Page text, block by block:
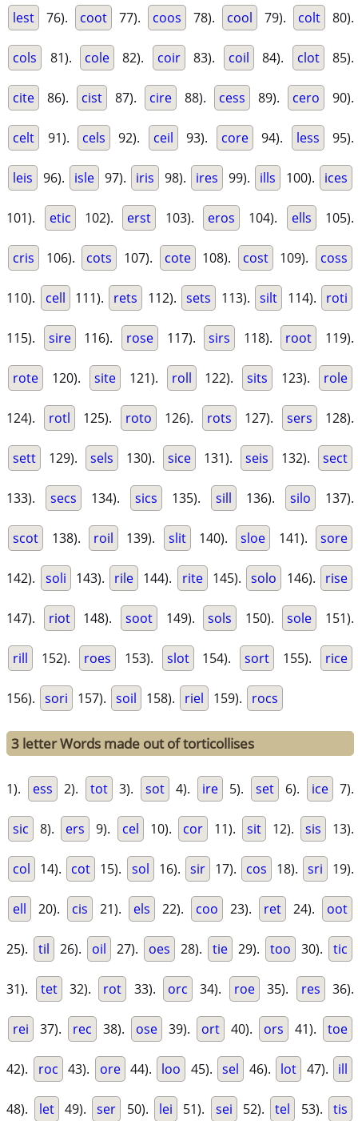
lest 76). coot 77). coos 78). cool 79). colt 80).
cols 81). cole 82). coir 83). coil 84). clot 85).
cite 86). cist 87). cire 88). cess 89). cero 90).
celt 91). cels 92). ceil 93). core 94). less 95).
leis 96). isle 97). iris 98). ires 99). ills 100). ices
101). etic 102). erst 103). eros 104). ells 105).
cris 106). cots 107). cote 108). cost 109). coss
110). cell 111). rets 112). sets 113). silt 114). roti
115). sire 116). rose 117). sirs 118). root 119).
rote 120). site 121). roll 122). sits 123). role
124). rotl 125). roto 126). rots 127). sers 128).
sett 129). sels 130). sice 131). seis 132). sect
133). secs 134). sics 135). sill 136). silo 137).
scot 138). roil 139). slit 140). sloe 141). sore
142). soli 143). rile 144). rite 145). solo 146). rise
147). riot 148). soot 149). sols 150). sole 151).
rill 152). roes 153). slot 154). sort 155). rice
156). sori 157). soil 158). riel 159). rocs
3 letter Words made out of torticollises
1). ess 2). tot 3). sot 4). ire 5). set 6). ice 7).
sic 8). ers 9). cel 10). cor 11). sit 12). sis 13).
col 14). cot 15). sol 16). sir 17). cos 18). sri 19).
ell 20). cis 21). els 22). coo 23). ret 24). oot
25). til 26). oil 27). oes 28). tie 29). too 30). tic
31). tet 32). rot 33). orc 34). roe 35). res 36).
rei 37). rec 38). ose 39). ort 40). ors 41). toe
42). roc 43). ore 44). loo 45). sel 46). lot 47). ill
48). let 49). ser 50). lei 51). sei 52). tel 53). tis